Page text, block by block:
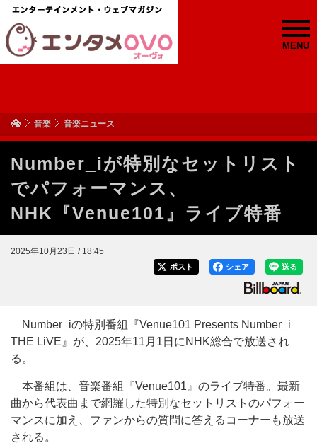
MENU
音楽 音楽ニュース
Number_iが特別なセットリスト
でパフォーマンス、
NHK『Venue101』ライブ特番
2025年10月23日 / 18:45
送る
シェア
ポスト
Number_iの特別番組『Venue101 Presents Number_i
THE LiVE』が、2025年11月1日にNHK総合で放送され
る。
本番組は、音楽番組『Venue101』のライブ特番。最新
曲から代表曲まで網羅した特別なセットリストのパフォー
マンスに加え、ファンからの質問に答えるコーナーも放送
される。